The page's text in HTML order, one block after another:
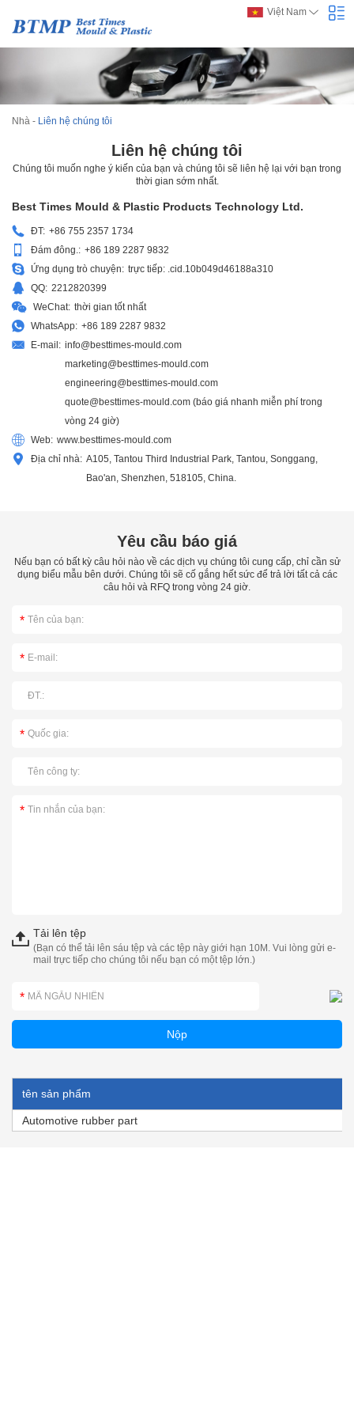
Việt Nam
Nhà - Liên hệ chúng tôi
Liên hệ chúng tôi
Chúng tôi muốn nghe ý kiến của bạn và chúng tôi sẽ liên hệ lại với bạn trong
thời gian sớm nhất.
Best Times Mould & Plastic Products Technology Ltd.
ĐT: +86 755 2357 1734
Đám đông.: +86 189 2287 9832
Ứng dụng trò chuyện: trực tiếp: .cid.10b049d46188a310
QQ: 2212820399
WeChat: thời gian tốt nhất
WhatsApp: +86 189 2287 9832
E-mail: info@besttimes-mould.com
marketing@besttimes-mould.com
engineering@besttimes-mould.com
quote@besttimes-mould.com (báo giá nhanh miễn phí trong
vòng 24 giờ)
Web: www.besttimes-mould.com
Địa chỉ nhà: A105, Tantou Third Industrial Park, Tantou, Songgang,
Bao'an, Shenzhen, 518105, China.
Yêu cầu báo giá
Nếu bạn có bất kỳ câu hỏi nào về các dịch vụ chúng tôi cung cấp, chỉ cần sử
dụng biểu mẫu bên dưới. Chúng tôi sẽ cố gắng hết sức để trả lời tất cả các
câu hỏi và RFQ trong vòng 24 giờ.
Tải lên tệp
(Bạn có thể tải lên sáu tệp và các tệp này giới hạn 10M. Vui lòng gửi e-
mail trực tiếp cho chúng tôi nếu bạn có một tệp lớn.)
tên sản phẩm
Automotive rubber part